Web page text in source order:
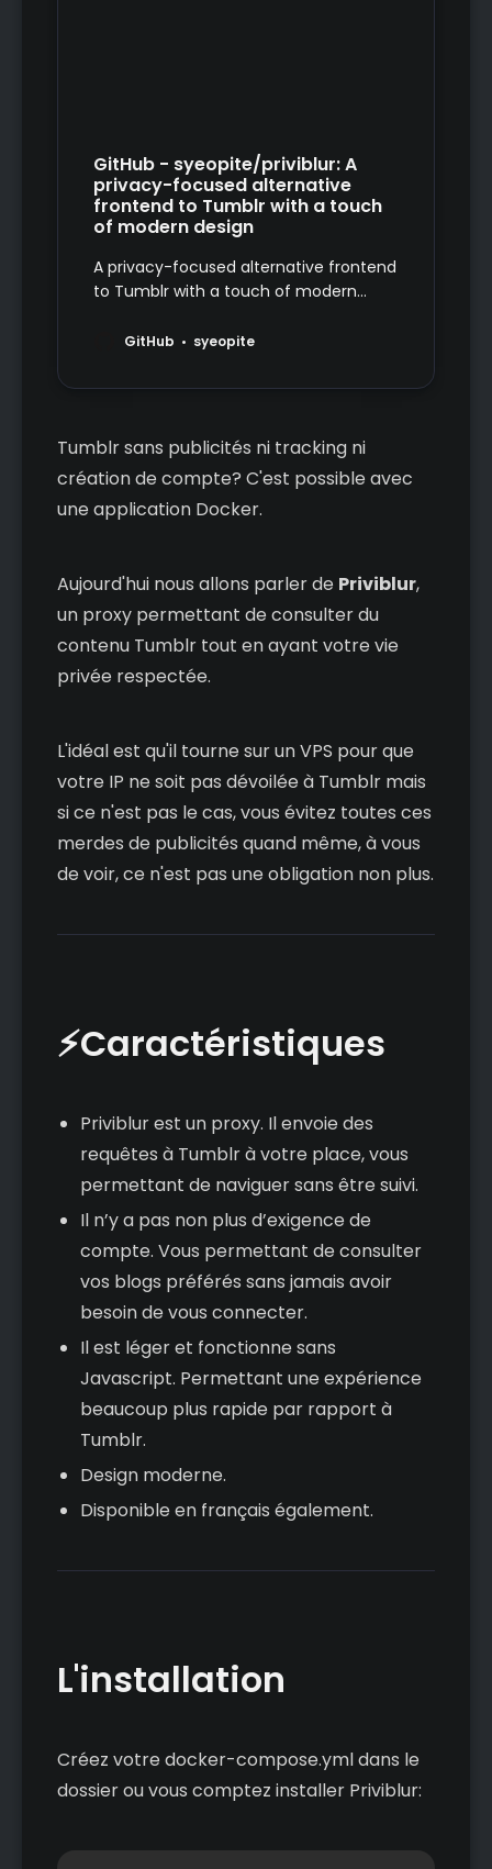
GitHub - syeopite/priviblur: A
privacy-focused alternative
frontend to Tumblr with a touch
of modern design
A privacy-focused alternative frontend
to Tumblr with a touch of modern
privacy-focused alternative frontend
design
GitHub syeopite
Tumblr sans publicités ni tracking ni
création de compte? C'est possible avec
une application Docker.
Aujourd'hui nous allons parler de Priviblur,
un proxy permettant de consulter du
contenu Tumblr tout en ayant votre vie
privée respectée.
L'idéal est qu'il tourne sur un VPS pour que
votre IP ne soit pas dévoilée à Tumblr mais
si ce n'est pas le cas, vous évitez toutes ces
merdes de publicités quand même, à vous
de voir, ce n'est pas une obligation non plus.
⚡Caractéristiques
Priviblur est un proxy. Il envoie des
requêtes à Tumblr à votre place, vous
permettant de naviguer sans être suivi.
Il n’y a pas non plus d’exigence de
compte. Vous permettant de consulter
vos blogs préférés sans jamais avoir
besoin de vous connecter.
Il est léger et fonctionne sans
Javascript. Permettant une expérience
beaucoup plus rapide par rapport à
Tumblr.
Design moderne.
Disponible en français également.
L'installation
Créez votre docker-compose.yml dans le
dossier ou vous comptez installer Priviblur: